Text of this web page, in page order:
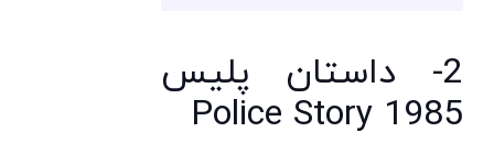
2- داستان پلیس
Police Story 1985